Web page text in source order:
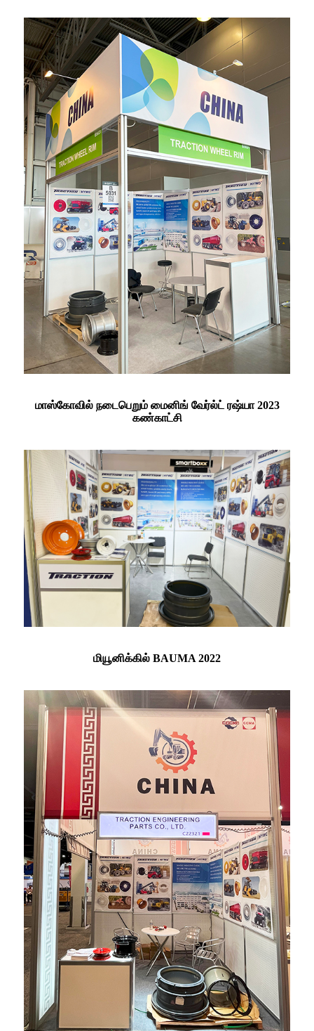
மாஸ்கோவில் நடைபெறும் மைனிங் வேர்ல்ட் ரஷ்யா 2023
கண்காட்சி
மியூனிக்கில் BAUMA 2022